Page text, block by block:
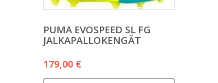
PUMA EVOSPEED SL FG
JALKAPALLOKENGÄT
179,00 €